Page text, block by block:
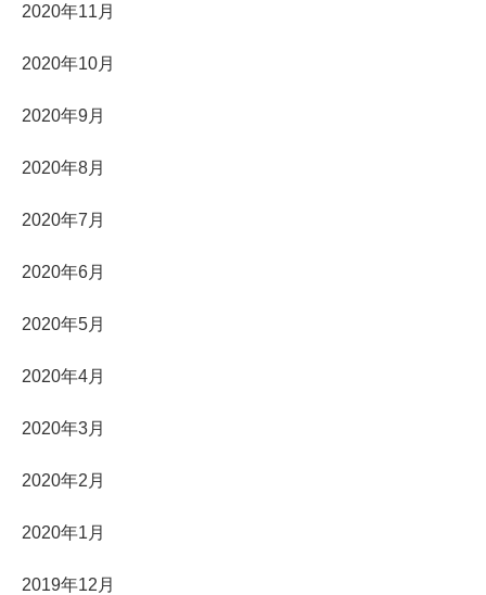
2020年11月
2020年10月
2020年9月
2020年8月
2020年7月
2020年6月
2020年5月
2020年4月
2020年3月
2020年2月
2020年1月
2019年12月